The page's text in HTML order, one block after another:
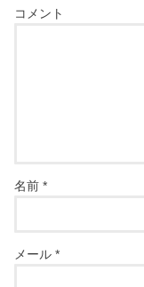
コメント
名前*
メール*